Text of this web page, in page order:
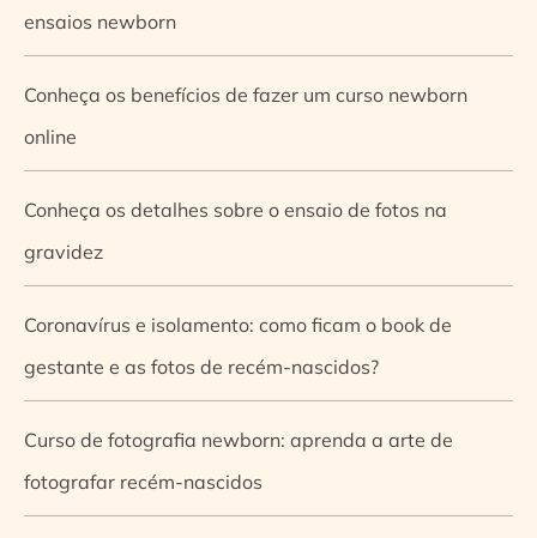
ensaios newborn
Conheça os benefícios de fazer um curso newborn
online
Conheça os detalhes sobre o ensaio de fotos na
gravidez
Coronavírus e isolamento: como ficam o book de
gestante e as fotos de recém-nascidos?
Curso de fotografia newborn: aprenda a arte de
fotografar recém-nascidos